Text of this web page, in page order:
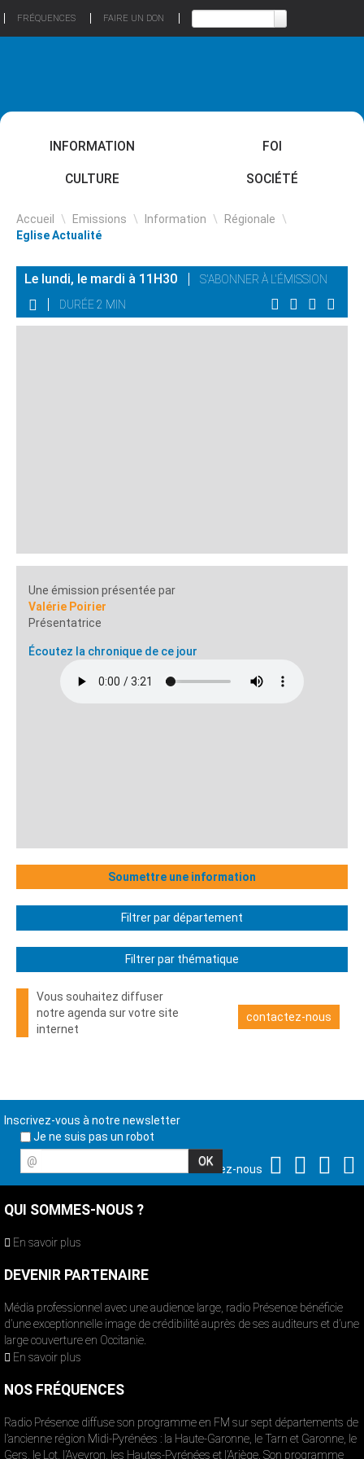
FRÉQUENCES FAIRE UN DON
INFORMATION FOI
CULTURE SOCIÉTÉ
Accueil \ Emissions \ Information \ Régionale \
Eglise Actualité
Le lundi, le mardi à 11H30
S'ABONNER À L'ÉMISSION
DURÉE 2 MIN
Une émission présentée par
Valérie Poirier
Présentatrice
Écoutez la chronique de ce jour
Soumettre une information
Filtrer par département
Filtrer par thématique
Vous souhaitez diffuser
notre agenda sur votre site
internet
contactez-nous
Inscrivez-vous à notre newsletter
Je ne suis pas un robot
@
Suivez-nous
QUI SOMMES-NOUS ?
En savoir plus
DEVENIR PARTENAIRE
Média professionnel avec une audience large, radio Présence bénéficie
d’une exceptionnelle image de crédibilité auprès de ses auditeurs et d’une
large couverture en Occitanie.
En savoir plus
NOS FRÉQUENCES
Radio Présence diffuse son programme en FM sur sept départements de
l’ancienne région Midi-Pyrénées : la Haute-Garonne, le Tarn et Garonne, le
Gers, le Lot, l’Aveyron, les Hautes-Pyrénées et l’Ariège. Son programme